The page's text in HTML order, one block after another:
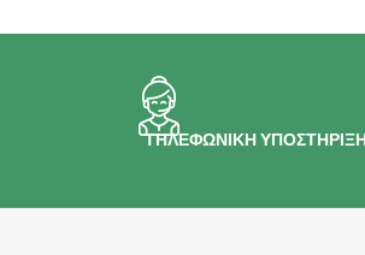
ΤΗΛΕΦΩΝΙΚΗ